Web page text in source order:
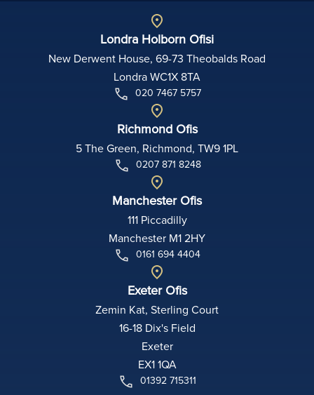
Londra Holborn Ofisi
New Derwent House, 69-73 Theobalds Road
Londra WC1X 8TA
020 7467 5757
Richmond Ofis
5 The Green, Richmond, TW9 1PL
0207 871 8248
Manchester Ofis
111 Piccadilly
Manchester M1 2HY
0161 694 4404
Exeter Ofis
Zemin Kat, Sterling Court
16-18 Dix's Field
Exeter
EX1 1QA
01392 715311